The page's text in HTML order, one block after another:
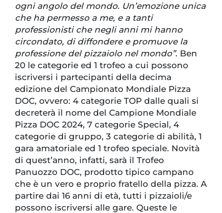
ogni angolo del mondo. Un’emozione unica
che ha permesso a me, e a tanti
professionisti che negli anni mi hanno
circondato, di diffondere e promuove la
professione del pizzaiolo nel mondo”. Ben
20 le categorie ed 1 trofeo a cui possono
iscriversi i partecipanti della decima
edizione del Campionato Mondiale Pizza
DOC, ovvero: 4 categorie TOP dalle quali si
decreterà il nome del Campione Mondiale
Pizza DOC 2024, 7 categorie Special, 4
categorie di gruppo, 3 categorie di abilità, 1
gara amatoriale ed 1 trofeo speciale. Novità
di quest’anno, infatti, sarà il Trofeo
Panuozzo DOC, prodotto tipico campano
che è un vero e proprio fratello della pizza. A
partire dai 16 anni di età, tutti i pizzaioli/e
possono iscriversi alle gare. Queste le